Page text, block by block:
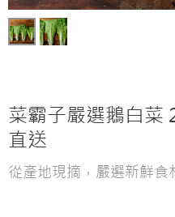
菜霸子嚴選鵝白
直送
從產地現摘，嚴選新鮮食